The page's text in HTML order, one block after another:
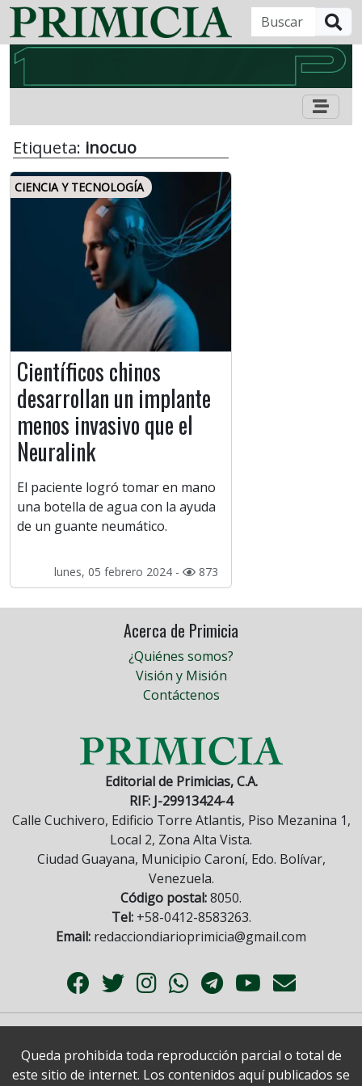
Etiqueta: inocuo
CIENCIA Y TECNOLOGÍA
Científicos chinos
desarrollan un implante
menos invasivo que el
Neuralink
El paciente logró tomar en mano
una botella de agua con la ayuda
de un guante neumático.
lunes, 05 febrero 2024 - 873
Acerca de Primicia
¿Quiénes somos?
Visión y Misión
Contáctenos
Editorial de Primicias, C.A.
RIF: J-29913424-4
Calle Cuchivero, Edificio Torre Atlantis, Piso Mezanina 1,
Local 2, Zona Alta Vista.
Ciudad Guayana, Municipio Caroní, Edo. Bolívar,
Venezuela.
Código postal:8050.
Tel:+58-0412-8583263.
Email: redacciondiarioprimicia@gmail.com
Queda prohibida toda reproducción parcial o total de
este sitio de internet. Los contenidos aquí publicados se